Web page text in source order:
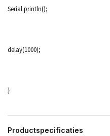
Serial.println();
delay(1000);
}
Productspecificaties